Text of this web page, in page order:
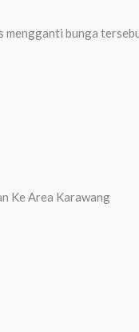
bunga
Ke Area Karawang